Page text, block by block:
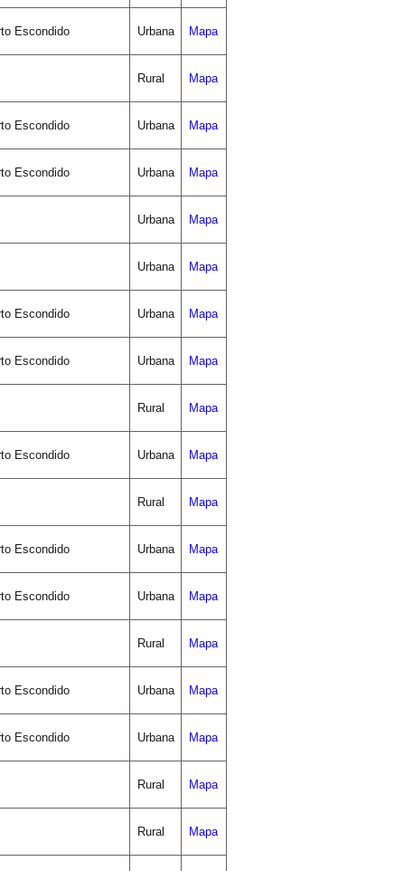
Escondido Urbana Mapa
Rural Mapa
Escondido Urbana Mapa
Escondido Urbana Mapa
Urbana Mapa
Urbana Mapa
Escondido Urbana Mapa
Escondido Urbana Mapa
Rural Mapa
Escondido Urbana Mapa
Rural Mapa
Escondido Urbana Mapa
Escondido Urbana Mapa
Rural Mapa
Escondido Urbana Mapa
Escondido Urbana Mapa
Rural Mapa
Rural Mapa